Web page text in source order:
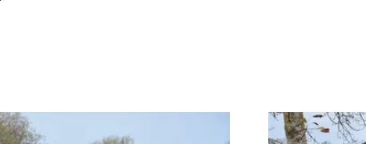
Agrandir